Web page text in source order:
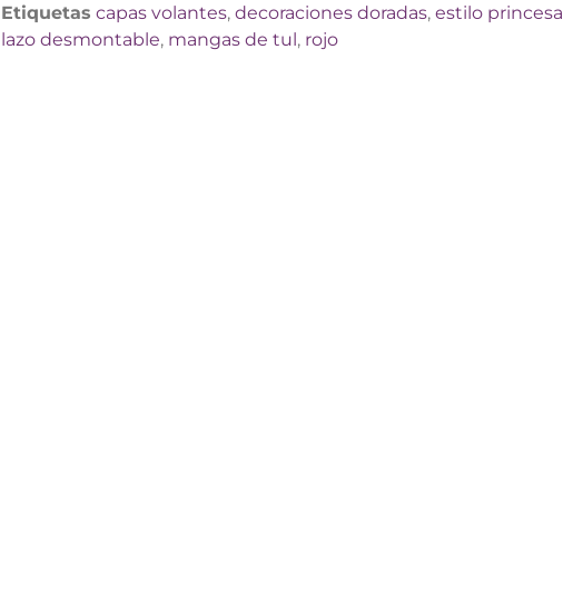
Etiquetas capas volantes, decoraciones doradas, estilo princesa
lazo desmontable, mangas de tul, rojo